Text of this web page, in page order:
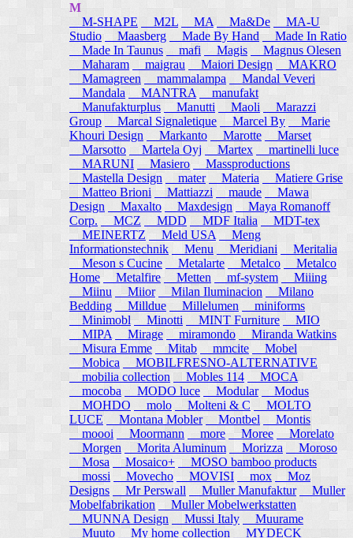
M
M-SHAPE
M2L MA Ma&De
MA-U
Studio
Maasberg Made By Hand
Made In Ratio
Made In Taunus
mafi Magis
Magnus Olesen
Maharam
maigrau Maiori Design
MAKRO
Mamagreen
mammalampa
Mandal Veveri
Mandala
MANTRA
manufakt
Manufakturplus
Manutti Maoli
Marazzi
Group
Marcal Signaletique Marcel By
Marie
Khouri Design
Markanto Marotte
Marset
Marsotto
Martela Oyj Martex
martinelli luce
MARUNI
Masiero
Massproductions
Mastella Design
mater Materia
Matiere Grise
Matteo Brioni
Mattiazzi maude
Mawa
Design
Maxalto Maxdesign
Maya Romanoff
Corp.
MCZ MDD MDF Italia
MDT-tex
MEINERTZ
Meld USA
Meng
Informationstechnik
Menu Meridiani
Meritalia
Meson s Cucine
Metalarte Metalco
Metalco
Home Metalfire Metten mf-system
Miiing
Miinu
Miior Milan Iluminacion
Milano
Bedding
Milldue Millelumen
miniforms
Minimobl Minotti MINT Furniture
MIO
MIPA
Mirage miramondo
Miranda Watkins
Misura Emme
Mitab mmcite
Mobel
Mobica
MOBILFRESNO-ALTERNATIVE
mobilia collection
Mobles 114
MOCA
mocoba
MODO luce Modular
Modus
MOHDO
molo Molteni & C
MOLTO
LUCE
Montana Mobler Montbel
Montis
moooi
Moormann more Moree
Morelato
Morgen
Morita Aluminum Morizza
Moroso
Mosa
Mosaico+
MOSO bamboo products
mossi
Movecho MOVISI mox
Moz
Designs
Mr Perswall Muller Manufaktur
Muller
Mobelfabrikation
Muller Mobelwerkstatten
MUNNA Design
Mussi Italy
Muurame
Muuto My home collection
MYDECK